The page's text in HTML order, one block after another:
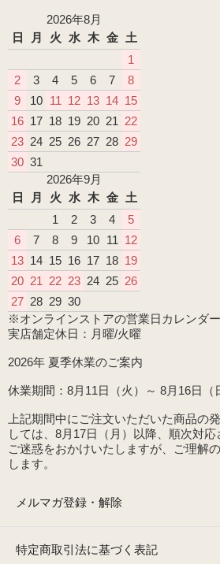
2026年8月
日
月 火 水 木 金
土
1
2
3 4 5 6 7
8
9
10 11 12 13 14 15
16 17 18 19 20 21 22
23 24 25 26 27 28 29
30 31
2026年9月
日
月 火 水 木 金
土
1
2 3 4
5
6
7 8 9 10 11 12
13 14 15 16 17 18 19
20 21 22 23 24 25 26
27 28 29 30
※オンラインストアの営業日カレンダー
実店舗定休日：月曜/火曜
2026年 夏季休業のご案内
休業期間：8月11日（火）～ 8月16日（
上記期間中にご注文いただいた商品の
しては、8月17日（月）以降、順次対応
ご迷惑をおかけいたしますが、ご理解
します。
メルマガ登録・解除
特定商取引法に基づく表記